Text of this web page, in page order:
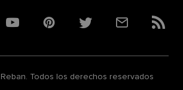
YouTubePinterestTwitterCorreoRSS
Todos los derechos reservados